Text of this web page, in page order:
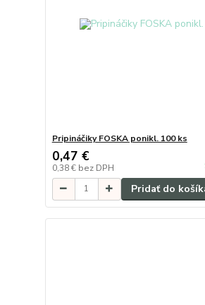
Pripináčiky FOSKA ponikl. 100 ks
0,47 €
0,38 € bez DPH
Pridať do